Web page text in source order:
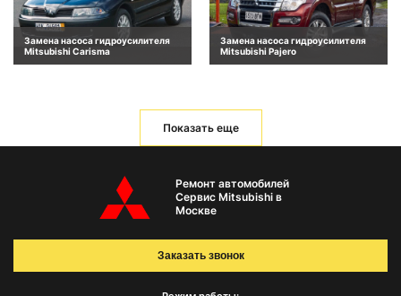
Замена насоса гидроусилителя
Mitsubishi Carisma
Замена насоса гидроусилителя
Mitsubishi Pajero
Показать еще
Ремонт автомобилей
Сервис Mitsubishi в
Москве
Заказать звонок